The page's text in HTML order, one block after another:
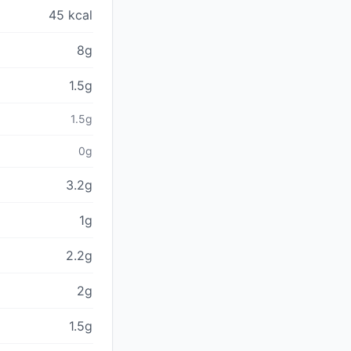
45 kcal
8g
1.5g
1.5g
0g
3.2g
1g
2.2g
2g
1.5g